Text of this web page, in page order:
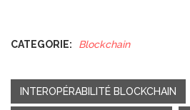
CATEGORIE: Blockchain
INTEROPÉRABILITÉ BLOCKCHAIN